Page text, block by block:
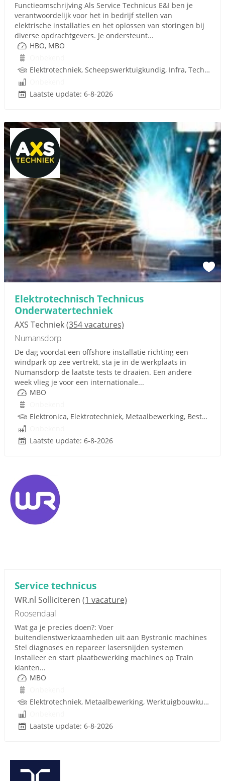
Functieomschrijving Als Service Technicus E&I ben je
verantwoordelijk voor het in bedrijf stellen van
elektrische installaties en het oplossen van storingen bij
diverse opdrachtgevers. Je ondersteunt...
HBO, MBO
Elektrotechniek, Scheepswerktuigkundig, Infra, Techniek
Laatste update: 6-8-2026
Elektrotechnisch Technicus
Onderwatertechniek
AXS Techniek(354 vacatures)
Numansdorp
De dag voordat een offshore installatie richting een
windpark op zee vertrekt, sta je in de werkplaats in
Numansdorp de laatste tests te draaien. Een andere
week vlieg je voor een internationale...
MBO
Elektronica, Elektrotechniek, Metaalbewerking, Besturingstechniek, PLC, Hydrauliek, Techniek
Laatste update: 6-8-2026
Service technicus
WR.nl Solliciteren (1 vacature)
Roosendaal
Wat ga je precies doen?: Voer
buitendienstwerkzaamheden uit aan Bystronic machines
Stel diagnoses en repareer lasersnijden systemen
Installeer en start plaatbewerking machines op Train
klanten...
MBO
Elektrotechniek, Metaalbewerking, Werktuigbouwkunde
Laatste update: 6-8-2026